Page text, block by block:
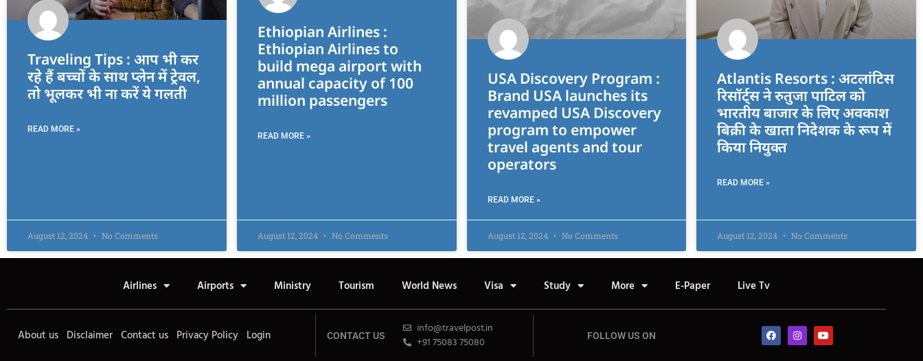
Traveling Tips : आप भी कर
रहे हैं बच्चों के साथ प्लेन में ट्रेवल,
तो भूलकर भी ना करें ये गलती
READ MORE »
August 12, 2024 No Comments
Ethiopian Airlines :
Ethiopian Airlines to
build mega airport with
annual capacity of 100
million passengers
READ MORE »
August 12, 2024 No Comments
USA Discovery Program :
Brand USA launches its
revamped USA Discovery
program to empower
travel agents and tour
operators
READ MORE »
August 12, 2024 No Comments
Atlantis Resorts : अटलांटिस
रिसॉर्ट्स ने रुतुजा पाटिल को
भारतीय बाजार के लिए अवकाश
बिक्री के खाता निदेशक के रूप में
किया नियुक्त
READ MORE »
August 12, 2024 No Comments
Airlines Airports Ministry Tourism World News Visa Study More E-Paper Live Tv
About us Disclaimer Contact us Privacy Policy Login CONTACT US
info@travelpost.in
+91 75083 75080
FOLLOW US ON